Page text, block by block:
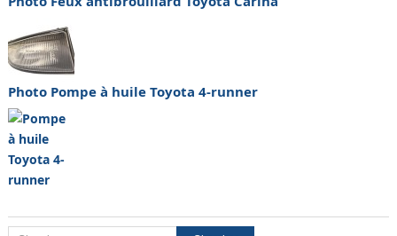
Photo Pompe à huile Toyota 4-runner